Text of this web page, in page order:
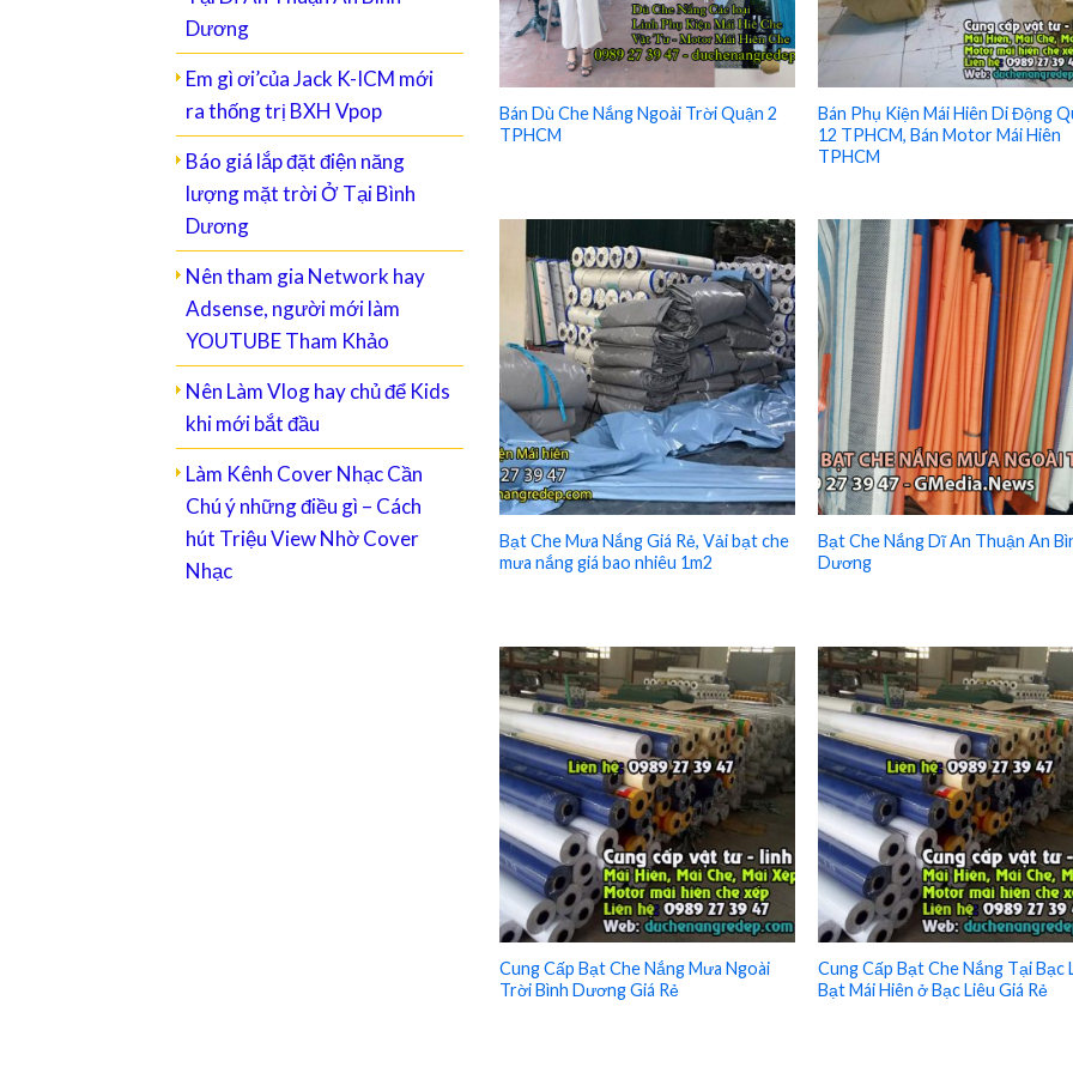
Dương
Em gì ơi’của Jack K-ICM mới
ra thống trị BXH Vpop
Báo giá lắp đặt điện năng
lượng mặt trời Ở Tại Bình
Dương
Nên tham gia Network hay
Adsense, người mới làm
YOUTUBE Tham Khảo
Nên Làm Vlog hay chủ để Kids
khi mới bắt đầu
Làm Kênh Cover Nhạc Cần
Chú ý những điều gì – Cách
hút Triệu View Nhờ Cover
Nhạc
Bán Dù Che Nắng Ngoài Trời Quận 2
TPHCM
Bán Phụ Kiện Mái Hiên Di Động
12 TPHCM, Bán Motor Mái Hiên
TPHCM
Bạt Che Mưa Nắng Giá Rẻ, Vải bạt che
mưa nắng giá bao nhiêu 1m2
Bạt Che Nắng Dĩ An Thuận An
Dương
Cung Cấp Bạt Che Nắng Mưa Ngoài
Trời Bình Dương Giá Rẻ
Cung Cấp Bạt Che Nắng Tại Bạc
Bạt Mái Hiên ở Bạc Liêu Giá Rẻ